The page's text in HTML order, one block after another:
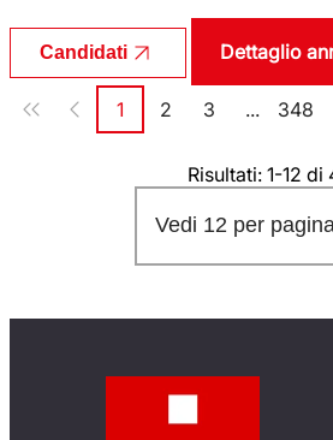
Candidati Dettaglio
Paginazione
Pagina
1 Pagina
2 Pagina
3 ... 348
Risultati: 1-12 di
Vedi 12 per